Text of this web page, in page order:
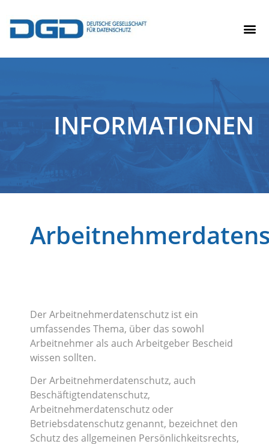
INFORMATIONEN
Der Arbeitnehmerdatenschutz ist ein
umfassendes Thema, über das sowohl
Arbeitnehmer als auch Arbeitgeber Bescheid
wissen sollten.
Der Arbeitnehmerdatenschutz, auch
Beschäftigtendatenschutz,
Arbeitnehmerdatenschutz oder
Betriebsdatenschutz genannt, bezeichnet den
Schutz des allgemeinen Persönlichkeitsrechts,